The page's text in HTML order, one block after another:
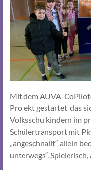
Mit dem AUVA-
Projekt gestartet, das
Volksschulkindern im
Schülertransport mit
„angeschnallt“ allein
unterwegs“.